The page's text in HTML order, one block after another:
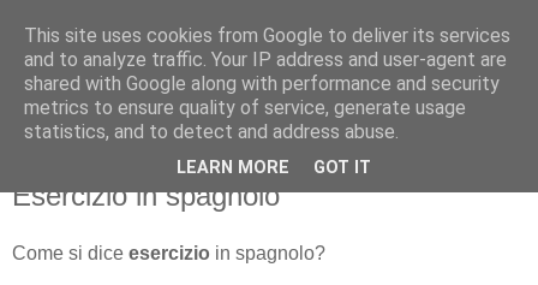
giovedì 10 dicembre 2015
Esercizio in spagnolo
Come si dice esercizio in spagnolo?
This site uses cookies from Google to deliver its services
and to analyze traffic. Your IP address and user-agent are
shared with Google along with performance and security
metrics to ensure quality of service, generate usage
statistics, and to detect and address abuse.
LEARN MORE GOT IT